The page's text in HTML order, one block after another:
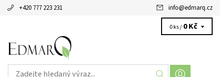
+420 777 223 231 info@edmarq.cz
0 ks / 0 Kč